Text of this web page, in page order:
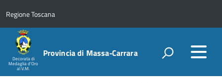
Regione Toscana
Decorata di
Medaglia d'Oro
al V.M.
Provincia di Massa‑Carrara